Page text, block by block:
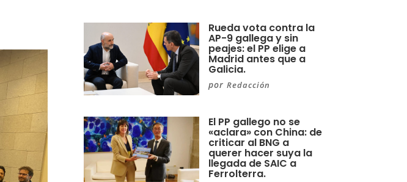
Rueda vota contra la
AP-9 gallega y sin
peajes: el PP elige a
Madrid antes que a
Galicia.
porRedacción
El PP gallego no se
«aclara» con China: de
criticar al BNG a
querer hacer suya la
llegada de SAIC a
Ferrolterra.